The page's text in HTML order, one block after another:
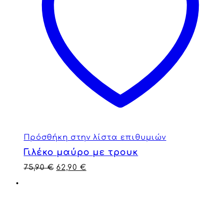
Πρόσθήκη στην λίστα επιθυμιών
Γιλέκο μαύρο με τρουκ
75,90€ 62,90 €